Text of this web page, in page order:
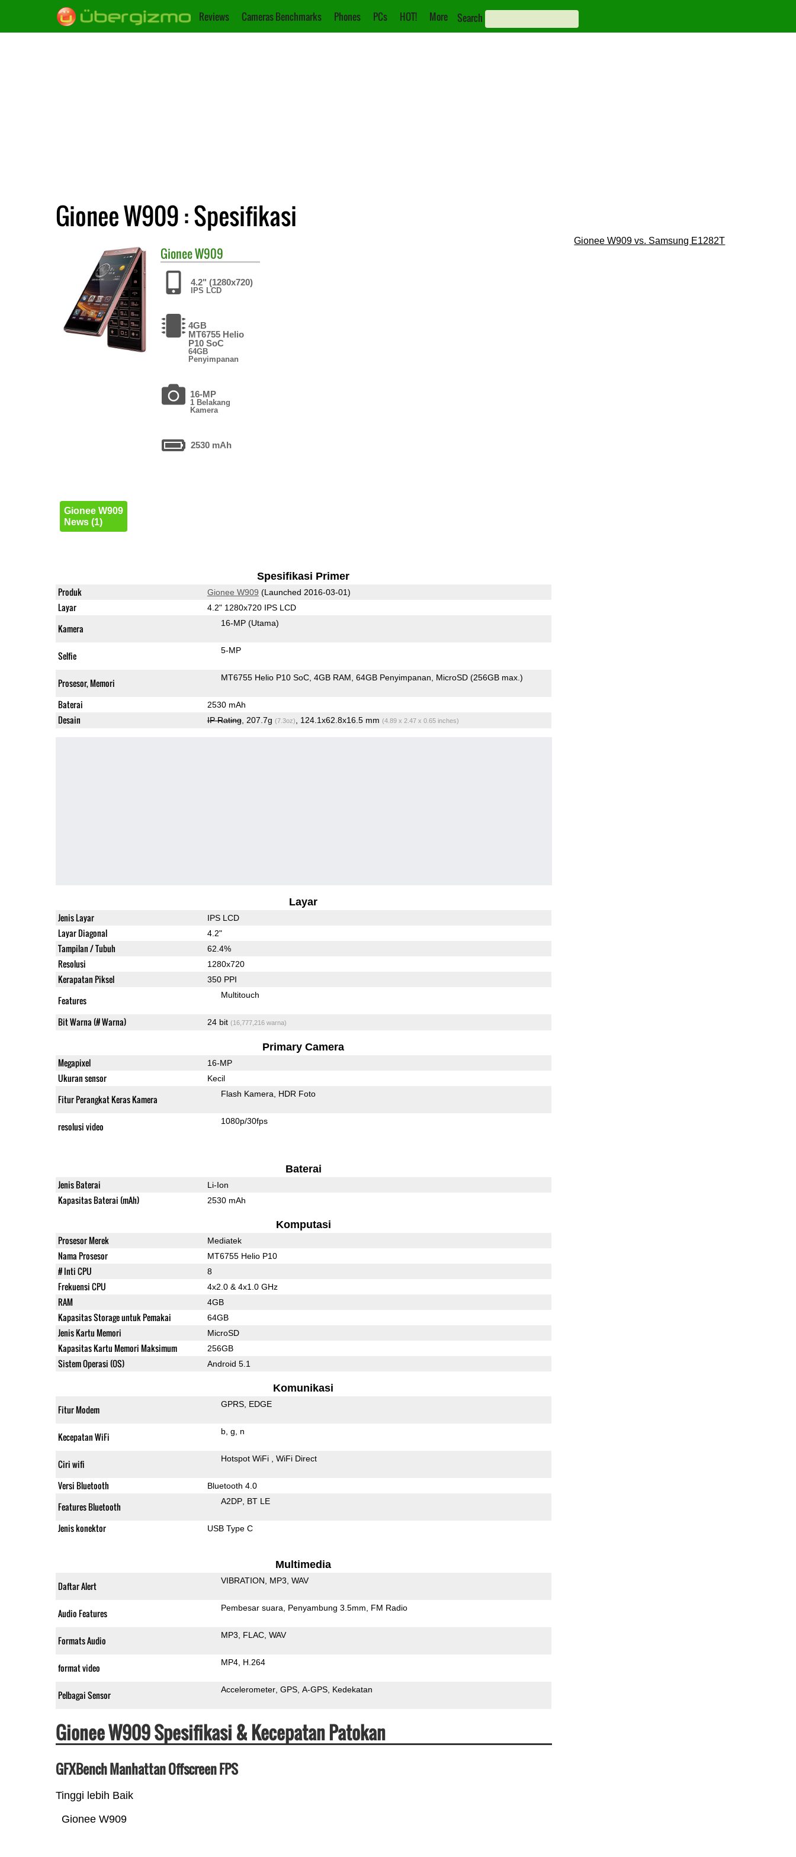
Reviews Cameras Benchmarks Phones PCs HOT! More Search
Gionee W909 : Spesifikasi
GioneeW909
4.2" (1280x720)
IPS LCD
4GB
MT6755 Helio
P10 SoC
64GB
Penyimpanan
16-MP
1 Belakang
Kamera
2530 mAh
Gionee W909
News (1)
Spesifikasi Primer
Produk Gionee W909 (Launched 2016-03-01)
Layar 4.2" 1280x720 IPS LCD
Kamera 16-MP (Utama)
Selfie 5-MP
Prosesor, Memori MT6755 Helio P10 SoC 4GB RAM 64GB Penyimpanan MicroSD (256GB max.)
Baterai 2530 mAh
Desain IP Rating, 207.7g (7.3oz) , 124.1x62.8x16.5 mm (4.89 x 2.47 x 0.65 inches)
Layar
Jenis Layar IPS LCD
Layar Diagonal 4.2"
Tampilan / Tubuh 62.4%
Resolusi 1280x720
Kerapatan Piksel 350 PPI
Features Multitouch
Bit Warna (# Warna) 24 bit (16,777,216 warna)
Primary Camera
Megapixel 16-MP
Ukuran sensor Kecil
Fitur Perangkat Keras Kamera Flash Kamera HDR Foto
resolusi video 1080p/30fps
Baterai
Jenis Baterai Li-Ion
Kapasitas Baterai (mAh) 2530 mAh
Komputasi
Prosesor Merek Mediatek
Nama Prosesor MT6755 Helio P10
# Inti CPU 8
Frekuensi CPU 4x2.0 & 4x1.0 GHz
RAM 4GB
Kapasitas Storage untuk Pemakai 64GB
Jenis Kartu Memori MicroSD
Kapasitas Kartu Memori Maksimum 256GB
Sistem Operasi (OS) Android 5.1
Komunikasi
Fitur Modem GPRS EDGE
Kecepatan WiFi b g n
Ciri wifi Hotspot WiFi WiFi Direct
Versi Bluetooth Bluetooth 4.0
Features Bluetooth A2DP BT LE
Jenis konektor USB Type C
Multimedia
Daftar Alert VIBRATION MP3 WAV
Audio Features Pembesar suara Penyambung 3.5mm FM Radio
Formats Audio MP3 FLAC WAV
format video MP4 H.264
Pelbagai Sensor Accelerometer GPS A-GPS Kedekatan
Gionee W909 Spesifikasi & Kecepatan Patokan
GFXBench Manhattan Offscreen FPS
Tinggi lebih Baik
Gionee W909
Gionee W909 vs. Samsung E1282T